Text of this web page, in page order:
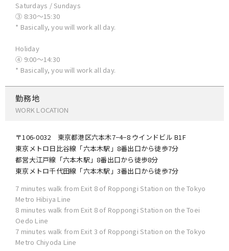
Saturdays / Sundays
③ 8:30〜15:30
* Basically, you will work all day.
Holiday
④ 9:00〜14:30
* Basically, you will work all day.
勤務地
WORK LOCATION
〒106-0032 東京都港区六本木7−4−8 ウインドビル B1F
東京メトロ日比谷線「六本木駅」8番出口から徒歩7分
都営大江戸線「六本木駅」8番出口から徒歩8分
東京メトロ千代田線「六本木駅」3番出口から徒歩7分
7 minutes walk from Exit 8 of Roppongi Station on the Tokyo
Metro Hibiya Line
8 minutes walk from Exit 8 of Roppongi Station on the Toei
Oedo Line
7 minutes walk from Exit 3 of Roppongi Station on the Tokyo
Metro Chiyoda Line